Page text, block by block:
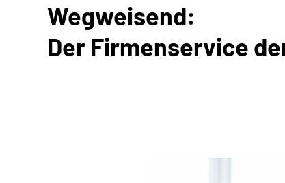
Wegweisend:
Der Firmenservice